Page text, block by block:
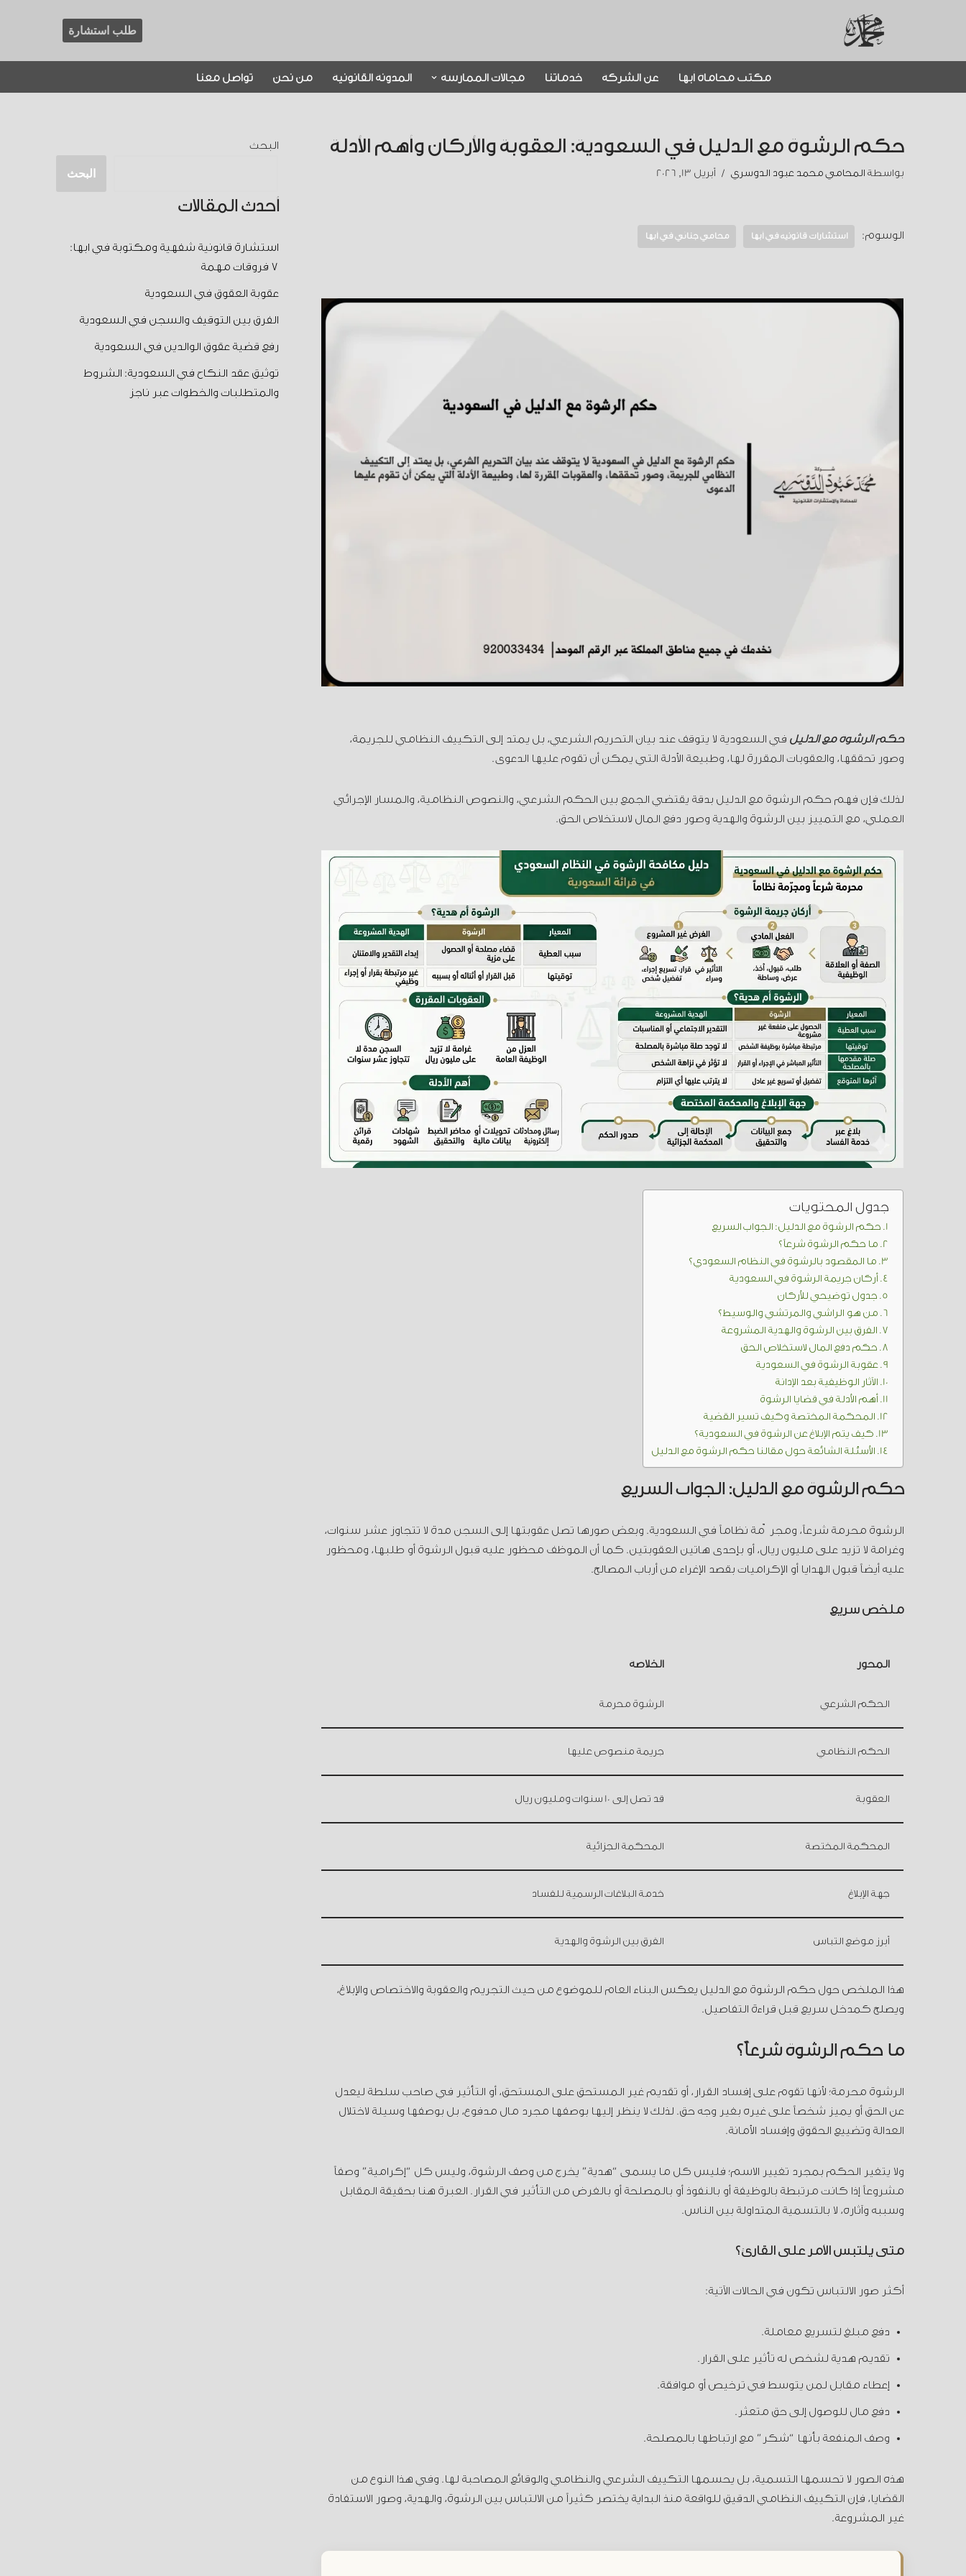
إلى
طلب استشارة
مكتب محاماة أبها عن الشركة خدماتنا مجالات الممارسة المدونة القانونية من نحن تواصل معنا
حكم الرشوة مع الدليل في السعودية: العقوبة والأركان وأهم الأدلة
بواسطة المحامي محمد عبود الدوسري أبريل 13, 2026
الوسوم: استشارات قانونية في أبها محامي جنائي في أبها
حكم الرشوة مع الدليل في السعودية لا يتوقف عند بيان التحريم الشرعي، بل يمتد إلى التكييف النظامي للجريمة،
وصور تحققها، والعقوبات المقررة لها، وطبيعة الأدلة التي يمكن أن تقوم عليها الدعوى.
لذلك فإن فهم حكم الرشوة مع الدليل بدقة يقتضي الجمع بين الحكم الشرعي، والنصوص النظامية، والمسار الإجرائي
العملي، مع التمييز بين الرشوة والهدية وصور دفع المال لاستخلاص الحق.
جدول المحتويات
حكم الرشوة مع الدليل: الجواب السريع
ما حكم الرشوة شرعاً؟
ما المقصود بالرشوة في النظام السعودي؟
أركان جريمة الرشوة في السعودية
جدول توضيحي للأركان
من هو الراشي والمرتشي والوسيط؟
الفرق بين الرشوة والهدية المشروعة
حكم دفع المال لاستخلاص الحق
عقوبة الرشوة في السعودية
الآثار الوظيفية بعد الإدانة
أهم الأدلة في قضايا الرشوة
المحكمة المختصة وكيف تسير القضية
كيف يتم الإبلاغ عن الرشوة في السعودية؟
الأسئلة الشائعة حول مقالنا حكم الرشوة مع الدليل
حكم الرشوة مع الدليل: الجواب السريع
الرشوة محرمة شرعاً، ومجرّمة نظاماً في السعودية. وبعض صورها تصل عقوبتها إلى السجن مدة لا تتجاوز عشر سنوات،
وغرامة لا تزيد على مليون ريال، أو بإحدى هاتين العقوبتين. كما أن الموظف محظور عليه قبول الرشوة أو طلبها، ومحظور
عليه أيضاً قبول الهدايا أو الإكراميات بقصد الإغراء من أرباب المصالح.
ملخص سريع
المحور الخلاصة
الحكم الشرعي الرشوة محرمة
الحكم النظامي جريمة منصوص عليها
العقوبة قد تصل إلى 10 سنوات ومليون ريال
المحكمة المختصة المحكمة الجزائية
جهة الإبلاغ خدمة البلاغات الرسمية للفساد
أبرز موضع التباس الفرق بين الرشوة والهدية
هذا الملخص حول حكم الرشوة مع الدليل يعكس البناء العام للموضوع من حيث التجريم والعقوبة والاختصاص والإبلاغ،
ويصلح كمدخل سريع قبل قراءة التفاصيل.
ما حكم الرشوة شرعاً؟
الرشوة محرمة؛ لأنها تقوم على إفساد القرار، أو تقديم غير المستحق على المستحق، أو التأثير في صاحب سلطة ليعدل
عن الحق أو يميز شخصاً على غيره بغير وجه حق. لذلك لا ينظر إليها بوصفها مجرد مال مدفوع، بل بوصفها وسيلة لاختلال
العدالة وتضييع الحقوق وإفساد الأمانة.
ولا يتغير الحكم بمجرد تغيير الاسم؛ فليس كل ما يسمى “هدية” يخرج من وصف الرشوة، وليس كل “إكرامية” وصفاً
مشروعاً إذا كانت مرتبطة بالوظيفة أو بالنفوذ أو بالمصلحة أو بالغرض من التأثير في القرار. العبرة هنا بحقيقة المقابل
وسببه وآثاره، لا بالتسمية المتداولة بين الناس.
متى يلتبس الأمر على القارئ؟
أكثر صور الالتباس تكون في الحالات الآتية:
دفع مبلغ لتسريع معاملة.
تقديم هدية لشخص له تأثير على القرار.
إعطاء مقابل لمن يتوسط في ترخيص أو موافقة.
دفع مال للوصول إلى حق متعثر.
وصف المنفعة بأنها “شكر” مع ارتباطها بالمصلحة.
هذه الصور لا تحسمها التسمية، بل يحسمها التكييف الشرعي والنظامي والوقائع المصاحبة لها. وفي هذا النوع من
القضايا، فإن التكييف النظامي الدقيق للواقعة منذ البداية يختصر كثيراً من الالتباس بين الرشوة، والهدية، وصور الاستفادة
غير المشروعة.
البحث
البحث
أحدث المقالات
استشارة قانونية شفهية ومكتوبة في ابها:
7 فروقات مهمة
عقوبة العقوق في السعودية
الفرق بين التوقيف والسجن في السعودية
رفع قضية عقوق الوالدين في السعودية
توثيق عقد النكاح في السعودية: الشروط
والمتطلبات والخطوات عبر ناجز